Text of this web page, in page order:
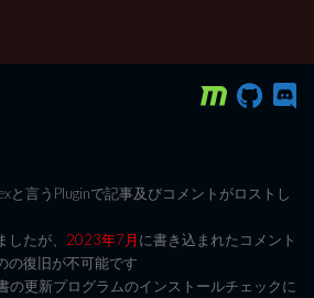
と言うPluginで記事及びコメントがロストし
たが、 2023年7月に書き込まれたコメント
の復旧が不可能です
の更新プログラムのインストールチェックに